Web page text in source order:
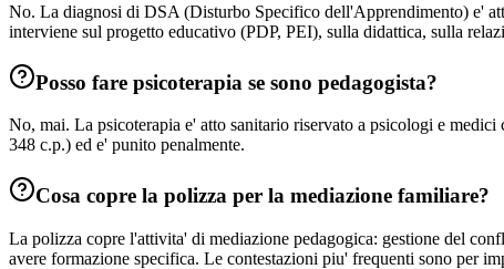
No. La diagnosi di DSA (Disturbo Specifico dell'Apprendimento) e'
interviene sul progetto educativo (PDP, PEI), sulla didattica, sulla
Posso fare psicoterapia se sono pedagogista?
No, mai. La psicoterapia e' atto sanitario riservato a psicologi e
348 c.p.) ed e' punito penalmente.
Cosa copre la polizza per la mediazione familiare?
La polizza copre l'attivita' di mediazione pedagogica: gestione del
avere formazione specifica. Le contestazioni piu' frequenti sono per